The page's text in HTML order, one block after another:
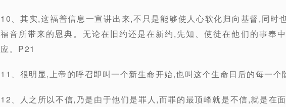
10、其实,这福普信息一宣讲出来,不只是能够使人心软化归向基督,同时
福音所带来的恩典。无论在旧约还是在新约,先知、使徒在他们的事奉
应。P21
11、很明显,上帝的呼召即叫一个新生命开始,也叫这个生命日后的每一个
12、人之所以不信,乃是由于他们是罪人,而罪的最顶峰就是不信,就是在